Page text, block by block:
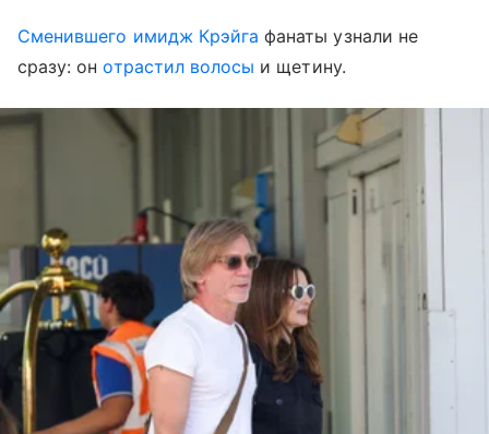
Сменившего имидж Крэйга фанаты узнали не
сразу: онотрастил волосы и щетину.